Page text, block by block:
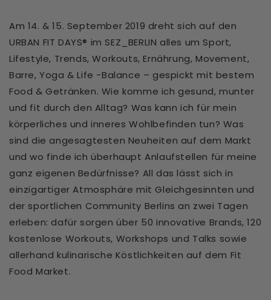
Am 14. & 15. September 2019 dreht sich auf den
URBAN FIT DAYS® im SEZ_BERLIN alles um Sport,
Lifestyle, Trends, Workouts, Ernährung, Movement,
Barre, Yoga & Life -Balance – gespickt mit bestem
Food & Getränken. Wie komme ich gesund, munter
und fit durch den Alltag? Was kann ich für mein
körperliches und inneres Wohlbefinden tun? Was
sind die angesagtesten Neuheiten auf dem Markt
und wo finde ich überhaupt Anlaufstellen für meine
ganz eigenen Bedürfnisse? All das lässt sich in
einzigartiger Atmosphäre mit Gleichgesinnten und
der sportlichen Community Berlins an zwei Tagen
erleben: dafür sorgen über 50 innovative Brands, 120
kostenlose Workouts, Workshops und Talks sowie
allerhand kulinarische Köstlichkeiten auf dem Fit
Food Market.